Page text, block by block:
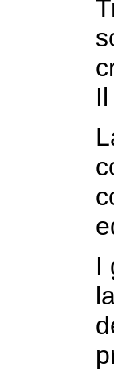
I